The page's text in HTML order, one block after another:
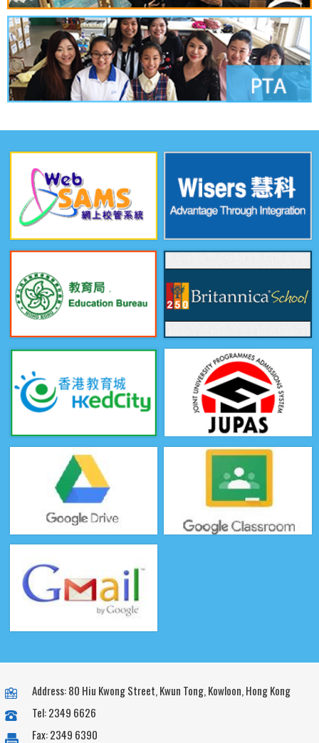
Address: 80 Hiu Kwong Street, Kwun Tong, Kowloon, Hong Kong
Tel: 2349 6626
Fax: 2349 6390